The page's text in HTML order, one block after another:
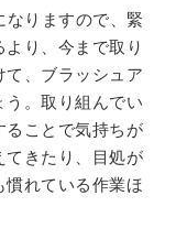
なりますので、緊
り、今まで取り
、ブラッシュア
う。取り組んでい
ることで気持ちが
てきたり、目処が
れている作業ほ